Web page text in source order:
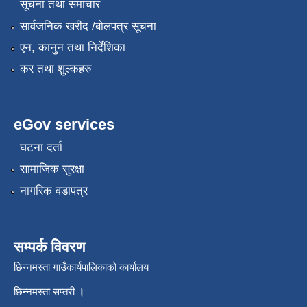
सूचना तथा समाचार
सार्वजनिक खरीद /बोलपत्र सूचना
एन, कानुन तथा निर्देशिका
कर तथा शुल्कहरु
eGov services
घटना दर्ता
सामाजिक सुरक्षा
नागरिक वडापत्र
सम्पर्क विवरण
छिन्नमस्ता गाउँकार्यपालिकाको कार्यालय
छिन्नमस्ता सप्तरी ।